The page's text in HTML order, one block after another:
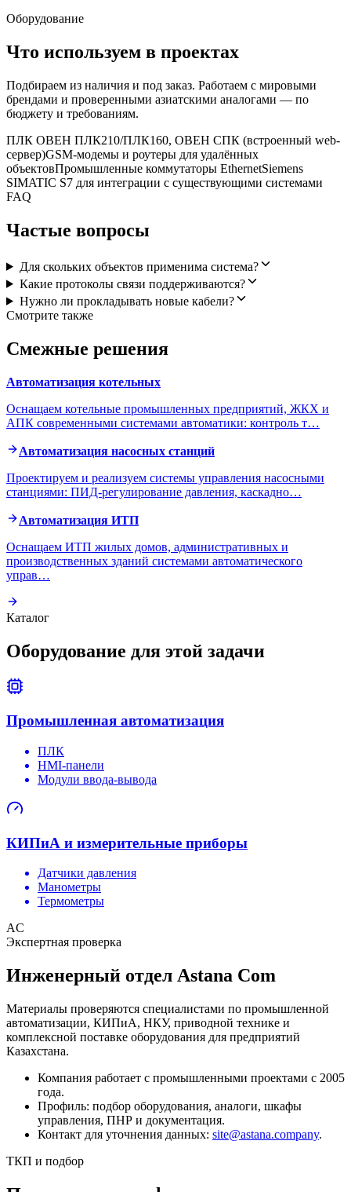
Оборудование
Что используем в проектах
Подбираем из наличия и под заказ. Работаем с мировыми
брендами и проверенными азиатскими аналогами — по
бюджету и требованиям.
ПЛК ОВЕН ПЛК210/ПЛК160, ОВЕН СПК (встроенный web-
сервер)GSM-модемы и роутеры для удалённых
объектовПромышленные коммутаторы EthernetSiemens
SIMATIC S7 для интеграции с существующими системами
FAQ
Частые вопросы
Для скольких объектов применима система?
Какие протоколы связи поддерживаются?
Нужно ли прокладывать новые кабели?
Смотрите также
Смежные решения
Автоматизация котельных
Оснащаем котельные промышленных предприятий, ЖКХ и
АПК современными системами автоматики: контроль т…
Автоматизация насосных станций
Проектируем и реализуем системы управления насосными
станциями: ПИД-регулирование давления, каскадно…
Автоматизация ИТП
Оснащаем ИТП жилых домов, административных и
производственных зданий системами автоматического
управ…
Каталог
Оборудование для этой задачи
Промышленная автоматизация
ПЛК
HMI-панели
Модули ввода-вывода
КИПиА и измерительные приборы
Датчики давления
Манометры
Термометры
AC
Экспертная проверка
Инженерный отдел Astana Com
Материалы проверяются специалистами по промышленной
автоматизации, КИПиА, НКУ, приводной технике и
комплексной поставке оборудования для предприятий
Казахстана.
Компания работает с промышленными проектами с 2005
года.
Профиль: подбор оборудования, аналоги, шкафы
управления, ПНР и документация.
Контакт для уточнения данных: site@astana.company.
ТКП и подбор